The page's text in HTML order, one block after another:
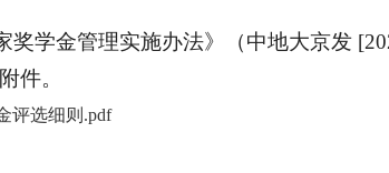
奖学金管理实施办法》（中地大京发
件。
评选细则.pdf